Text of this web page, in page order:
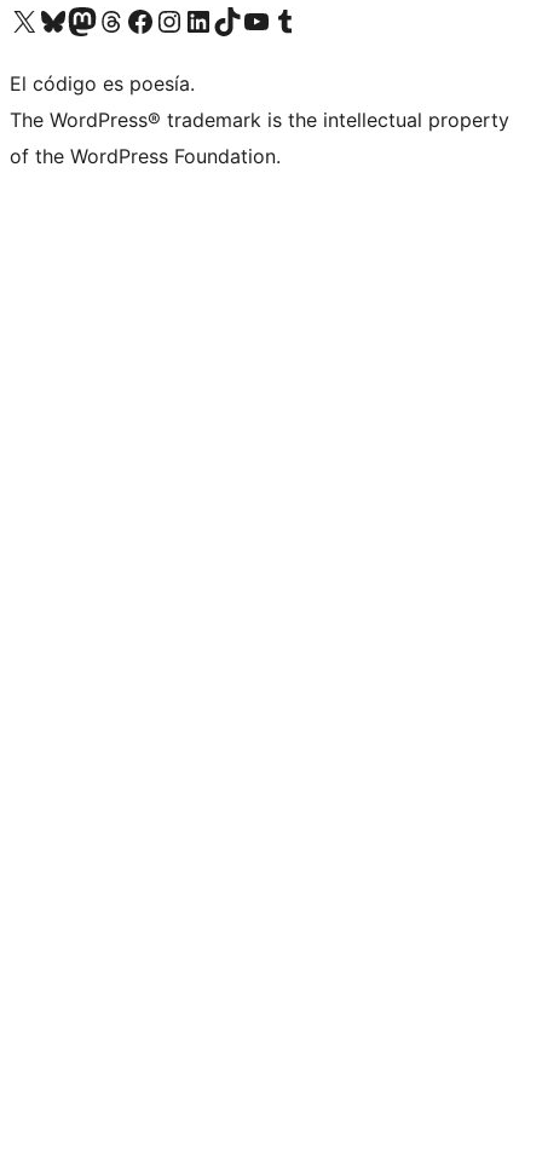
Visita nuestra cuenta de X (anteriormente Twitter)
Visit our Bluesky account
Visit our Mastodon account
Visit our Threads account
Visita nuestra página de Facebook
Visita nuestra cuenta de Instagram
Visita nuestra cuenta de LinkedIn
Visit our TikTok account
Visita nuestro canal de YouTube
Visit our Tumblr account
El código es poesía.
The WordPress® trademark is the intellectual property
of the WordPress Foundation.